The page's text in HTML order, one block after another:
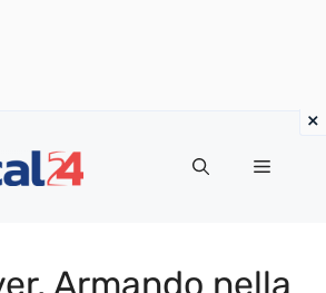
Menu
Armando nella